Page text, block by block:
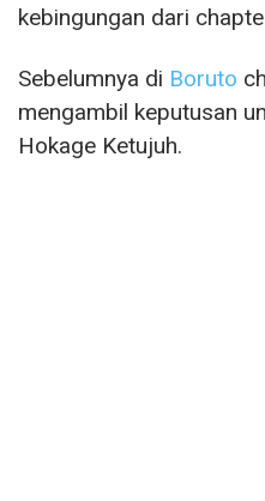
kebingungan dari
Sebelumnya di Boruto
mengambil keputusan
Hokage Ketujuh.